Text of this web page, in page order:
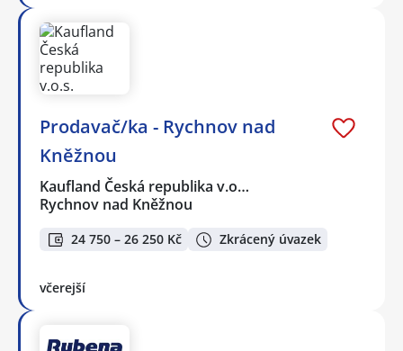
Prodavač/ka - Rychnov nad
Kněžnou
Kaufland Česká republika v.o…
Rychnov nad Kněžnou
24 750 – 26 250 Kč Zkrácený úvazek
včerejší